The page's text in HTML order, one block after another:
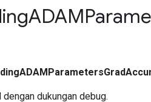
dukungan debug.